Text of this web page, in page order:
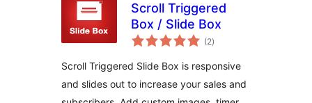
Scroll Triggered
Box / Slide Box
(2notes
en
)
Scroll Triggered Slide Box is responsive
and slides out to increase your sales and